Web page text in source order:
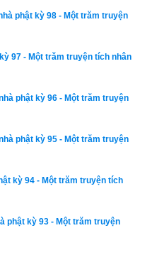
Niết-bàn sẽ được nhập
liền mỉm cười, từ nơi trán,
hào quang năm sắc, bay
trên trán Phật mà bay trở
Lai là đấng tôn quý, chẳng
duyên gì mà Phật mỉm
thấy cậu bé lười nhác ngày
ta chăng?” A-nan thưa:
phật kỳ 98 - Một trăm truyện
97 - Một trăm truyện tích nhân
phật kỳ 96 - Một trăm truyện
phật kỳ 95 - Một trăm truyện
kỳ 94 - Một trăm truyện tích
phật kỳ 93 - Một trăm truyện